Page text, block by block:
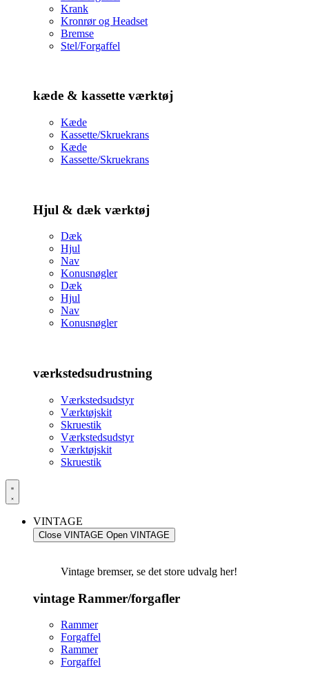
Krank
Kronrør og Headset
Bremse
Stel/Forgaffel
kæde & kassette værktøj
Kæde
Kassette/Skruekrans
Kæde
Kassette/Skruekrans
Hjul & dæk værktøj
Dæk
Hjul
Nav
Konusnøgler
Dæk
Hjul
Nav
Konusnøgler
værkstedsudrustning
Værkstedsudstyr
Værktøjskit
Skruestik
Værkstedsudstyr
Værktøjskit
Skruestik
VINTAGE
Close VINTAGE Open VINTAGE
Vintage bremser, se det store udvalg her!
vintage Rammer/forgafler
Rammer
Forgaffel
Rammer
Forgaffel